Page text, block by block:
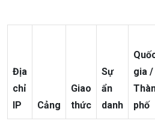
Địa
chỉ
IP
Cảng
Giao
thức
Sự
ẩn
danh
gia /
phố